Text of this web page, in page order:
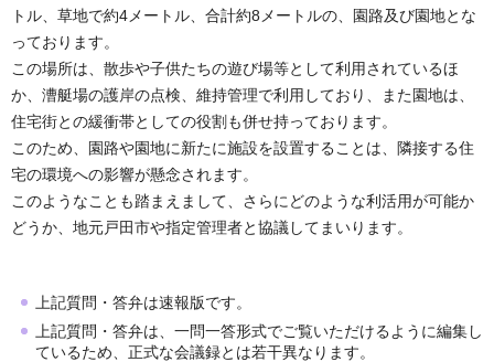
トル、草地で約4メートル、合計約8メートルの、園路及び園地とな
っております。
この場所は、散歩や子供たちの遊び場等として利用されているほ
か、漕艇場の護岸の点検、維持管理で利用しており、また園地は、
住宅街との緩衝帯としての役割も併せ持っております。
このため、園路や園地に新たに施設を設置することは、隣接する住
宅の環境への影響が懸念されます。
このようなことも踏まえまして、さらにどのような利活用が可能か
どうか、地元戸田市や指定管理者と協議してまいります。
上記質問・答弁は速報版です。
上記質問・答弁は、一問一答形式でご覧いただけるように編集し
ているため、正式な会議録とは若干異なります。